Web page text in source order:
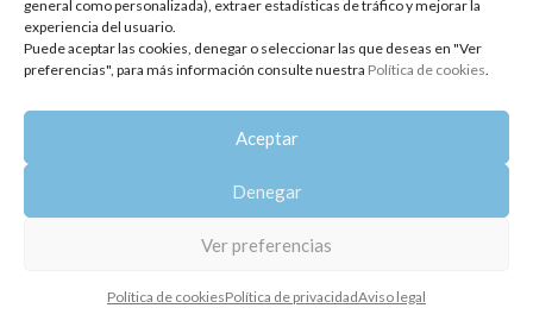
general como personalizada), extraer estadísticas de tráfico y mejorar la
experiencia del usuario.
Puede aceptar las cookies, denegar o seleccionar las que deseas en "Ver
preferencias", para más información consulte nuestra Política de cookies.
Aceptar
Denegar
Ver preferencias
Política de cookiesPolítica de privacidadAviso legal
el insomnio es un problema importante en una sociedad
SEGUIR LEYENDO
Copyright 2014-2025Oshadhi España.
Todos los derechos reservados.
Aviso legal |